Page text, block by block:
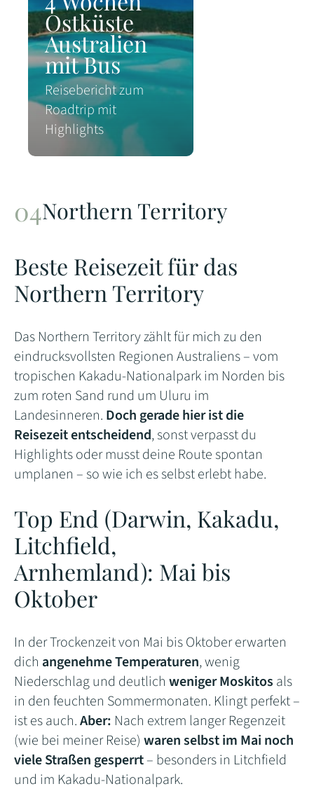
Ostküste
Australien
mit Bus
Reisebericht zum
Roadtrip mit
Highlights
Northern Territory
Beste Reisezeit für das
Northern Territory
Das Northern Territory zählt für mich zu den
eindrucksvollsten Regionen Australiens – vom
tropischen Kakadu-Nationalpark im Norden bis
zum roten Sand rund um Uluru im
Landesinneren. Doch gerade hier ist die
Reisezeit entscheidend, sonst verpasst du
Highlights oder musst deine Route spontan
umplanen – so wie ich es selbst erlebt habe.
Top End (Darwin, Kakadu,
Litchfield,
Arnhemland): Mai bis
Oktober
In der Trockenzeit von Mai bis Oktober erwarten
dich angenehme Temperaturen, wenig
Niederschlag und deutlich weniger Moskitos als
in den feuchten Sommermonaten. Klingt perfekt –
ist es auch.Aber: Nach extrem langer Regenzeit
(wie bei meiner Reise) waren selbst im Mai noch
viele Straßen gesperrt– besonders in Litchfield
und im Kakadu-Nationalpark.